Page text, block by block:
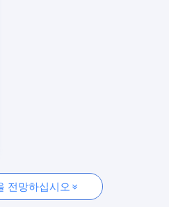
전망하십시오